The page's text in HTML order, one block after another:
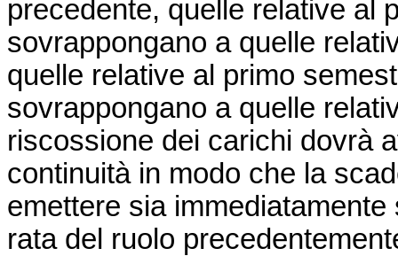
precedente, quelle relative al
sovrappongano a quelle
quelle relative al primo
sovrappongano a quelle
riscossione dei carichi dovrà
continuità in modo che la
emettere sia
rata del ruolo